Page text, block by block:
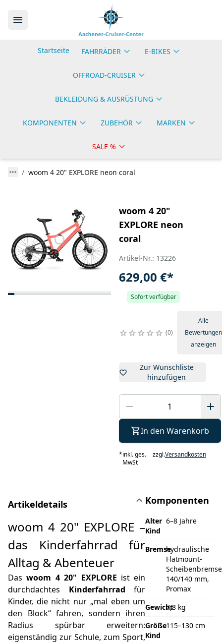
Startseite FAHRRÄDER E-BIKES
OFFROAD-CRUISER
BEKLEIDUNG & AUSRÜSTUNG
KOMPONENTEN ZUBEHÖR MARKEN
SALE %
woom 4 20" EXPLORE neon coral
woom 4 20"
EXPLORE neon
coral
Artikel-Nr.: 13226
629,00 €*
Sofort verfügbar
0
Alle
Bewertungen
anzeigen
Zur Wunschliste
hinzufügen
In den Warenkorb
*inkl. ges.
MwSt
zzgl.Versandkosten
Artikeldetails
woom 4 20" EXPLORE –
das Kinderfahrrad für
Alltag & Abenteuer
Daswoom 4 20" EXPLORE ist ein
durchdachtes Kinderfahrrad für
Kinder, die nicht nur „mal eben um
den Block“ fahren, sondern ihren
Radius spürbar erweitern:
eigenständig zur Schule, zum Sport,
Komponenten
Alter
Kind
6–8 Jahre
Bremsehydraulische
Flatmount-
140/140 mm,
Promax
Gewicht7,8 kg
Größe
Kind
115–130 cm